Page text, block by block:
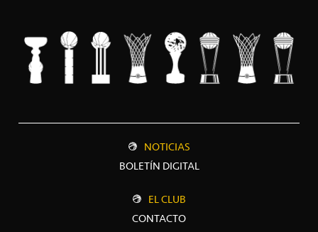
NOTICIAS
BOLETÍN DIGITAL
EL CLUB
CONTACTO